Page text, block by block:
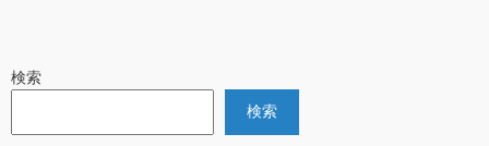
検索
検索